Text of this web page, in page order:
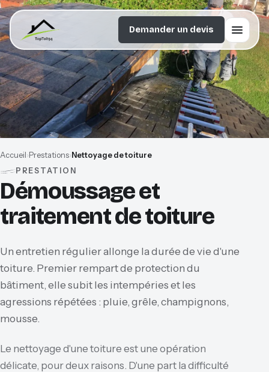
Demander un devis
Accueil Prestations Nettoyage de toiture
PRESTATION
Démoussage et
traitement de toiture
Un entretien régulier allonge la durée de vie d'une
toiture. Premier rempart de protection du
bâtiment, elle subit les intempéries et les
agressions répétées : pluie, grêle, champignons,
mousse.
Le nettoyage d'une toiture est une opération
délicate, pour deux raisons. D'une part la difficulté